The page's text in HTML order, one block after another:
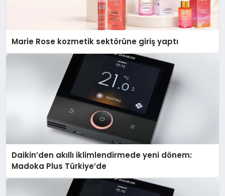
Marie Rose kozmetik sektörüne giriş yaptı
Daikin’den akıllı iklimlendirmede yeni dönem:
Madoka Plus Türkiye’de